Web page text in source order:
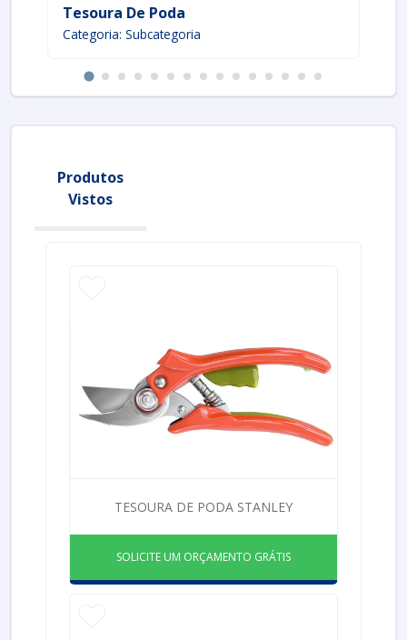
Tesoura De Poda
Categoria: Subcategoria
Produtos
Vistos
TESOURA DE PODA STANLEY
SOLICITE UM ORÇAMENTO GRÁTIS